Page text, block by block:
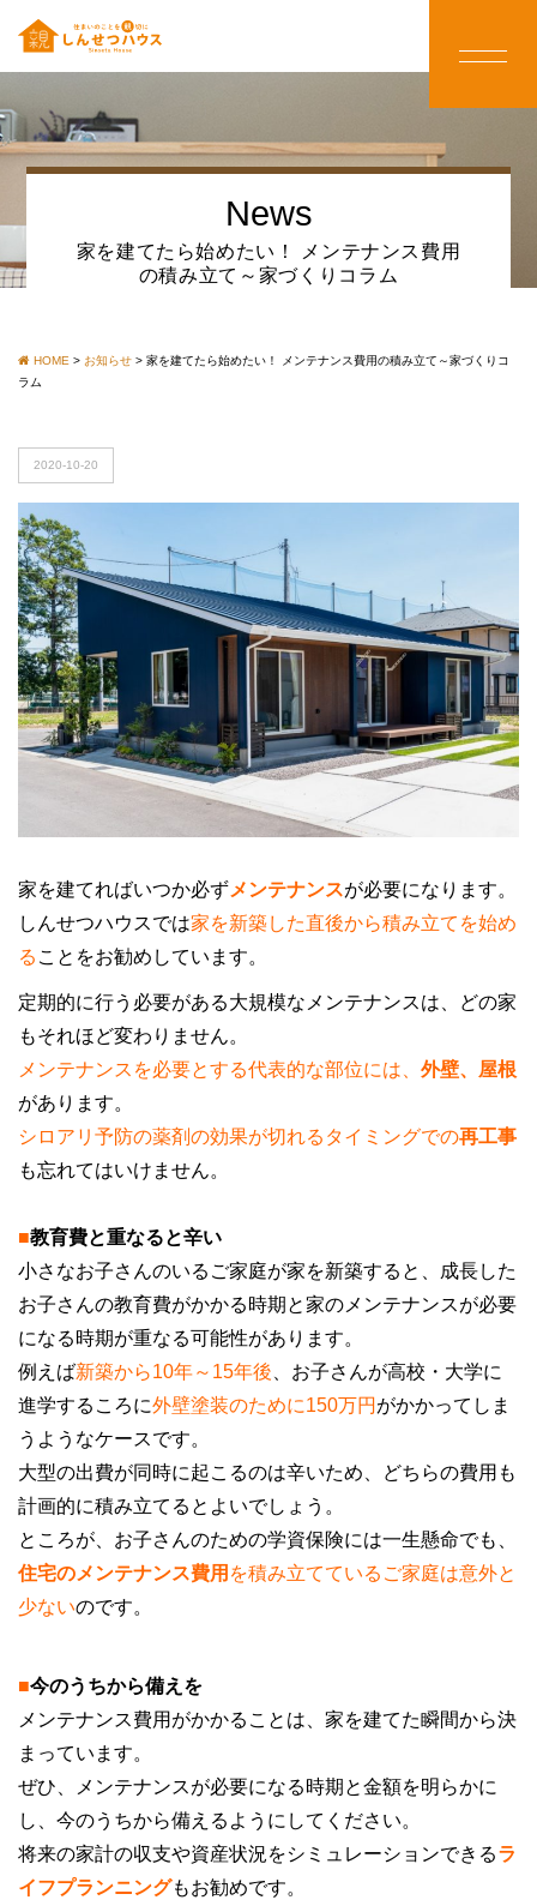
News
家を建てたら始めたい！ メンテナンス費用
の積み立て～家づくりコラム
HOME > お知らせ > 家を建てたら始めたい！ メンテナンス費用の積み立て～家づくりコ
ラム
2020-10-20
家を建てればいつか必ずメンテナンスが必要になります。
しんせつハウスでは家を新築した直後から積み立てを始め
る ことをお勧めしています。
定期的に行う必要がある大規模なメンテナンスは、どの家
もそれほど変わりません。
メンテナンスを必要とする代表的な部位には、 外壁、屋根
があります。
シロアリ予防の薬剤の効果が切れるタイミングでの再工事
も忘れてはいけません。
■教育費と重なると辛い
小さなお子さんのいるご家庭が家を新築すると、成長した
お子さんの教育費がかかる時期と家のメンテナンスが必要
になる時期が重なる可能性があります。
例えば新築から10年～15年後 、お子さんが高校・大学に
進学するころに外壁塗装のために150万円 がかかってしま
うようなケースです。
大型の出費が同時に起こるのは辛いため、どちらの費用も
計画的に積み立てるとよいでしょう。
ところが、お子さんのための学資保険には一生懸命でも、
住宅のメンテナンス費用 を積み立てているご家庭は意外と
少ないのです。
■今のうちから備えを
メンテナンス費用がかかることは、家を建てた瞬間から決
まっています。
ぜひ、メンテナンスが必要になる時期と金額を明らかに
し、今のうちから備えるようにしてください。
将来の家計の収支や資産状況をシミュレーションできるラ
イフプランニングもお勧めです。